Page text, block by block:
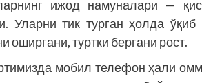
ижод намуналари —
Уларни тик турган ҳолда ўқиб
оширгани, туртки бергани рост.
мобил телефон ҳали